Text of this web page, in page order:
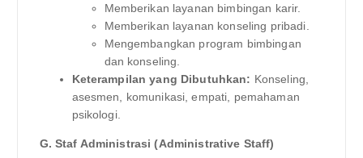
Memberikan layanan bimbingan karir.
Memberikan layanan konseling pribadi.
Mengembangkan program bimbingan
dan konseling.
Keterampilan yang Dibutuhkan: Konseling,
asesmen, komunikasi, empati, pemahaman
psikologi.
G. Staf Administrasi (Administrative Staff)